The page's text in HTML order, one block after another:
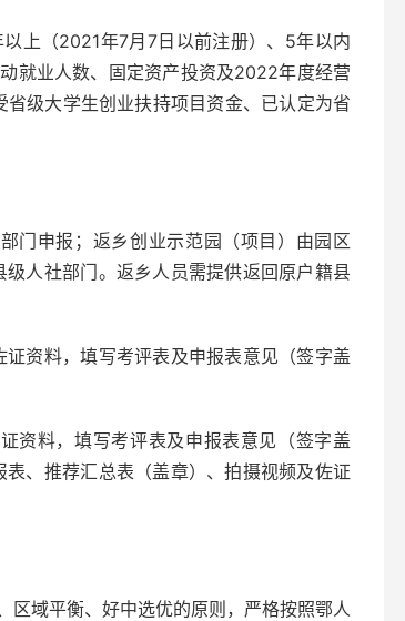
上（2021年7月7日以前注册）、5年以内
就业人数、固定资产投资及2022年度经营
级大学生创业扶持项目资金、已认定为省
门申报；返乡创业示范园（项目）由园区
级人社部门。返乡人员需提供返回原户籍县
资料，填写考评表及申报表意见（签字盖
资料，填写考评表及申报表意见（签字盖
、推荐汇总表（盖章）、拍摄视频及佐证
区域平衡、好中选优的原则，严格按照鄂人